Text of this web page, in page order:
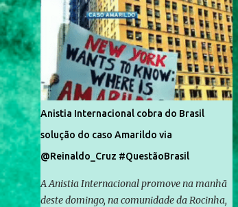
Anistia Internacional cobra do Brasil
solução do caso Amarildo via
@Reinaldo_Cruz #QuestãoBrasil
A Anistia Internacional promove na manhã
deste domingo, na comunidade da Rocinha,